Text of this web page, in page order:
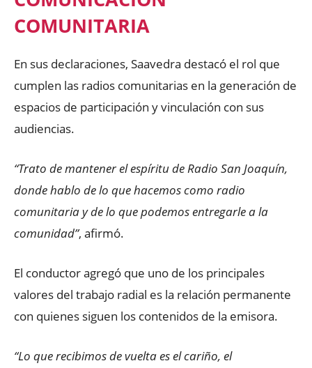
COMUNITARIA
En sus declaraciones, Saavedra destacó el rol que
cumplen las radios comunitarias en la generación de
espacios de participación y vinculación con sus
audiencias.
“Trato de mantener el espíritu de Radio San Joaquín,
donde hablo de lo que hacemos como radio
comunitaria y de lo que podemos entregarle a la
comunidad”, afirmó.
El conductor agregó que uno de los principales
valores del trabajo radial es la relación permanente
con quienes siguen los contenidos de la emisora.
“Lo que recibimos de vuelta es el cariño, el